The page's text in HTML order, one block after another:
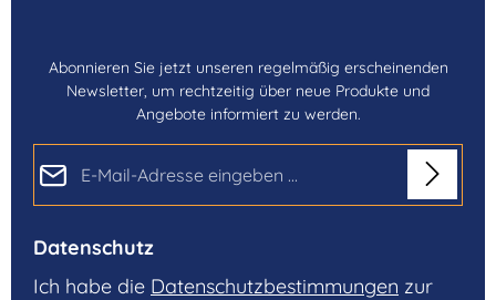
Abonnieren Sie jetzt unseren regelmäßig erscheinenden
Newsletter, um rechtzeitig über neue Produkte und
Angebote informiert zu werden.
Datenschutz
Ich habe die Datenschutzbestimmungen zur